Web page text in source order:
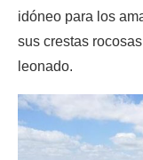
idóneo para los
sus crestas
leonado.